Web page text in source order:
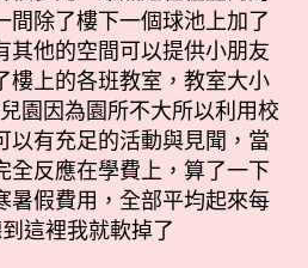
間除了樓下一個球池上加了
其他的空間可以提供小朋友
樓上的各班教室，教室大小
園因為園所不大所以利用校
以有充足的活動與見聞，當
全反應在學費上，算了一下
暑假費用，全部平均起來每
這裡我就軟掉了